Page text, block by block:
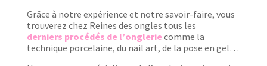
Grâce à notre expérience et notre savoir-faire, vous
trouverez chez Reines des ongles tous les
derniers procédés de l’ongleriecomme la
technique porcelaine, du nail art, de la pose en gel…